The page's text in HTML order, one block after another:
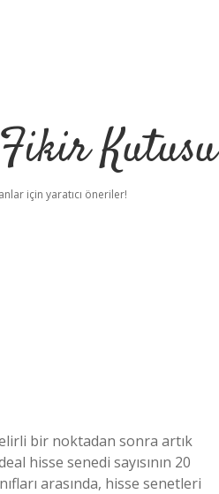
Kutusu
için yaratıcı öneriler!
bir noktadan sonra artık
hisse senedi sayısının 20
arasında, hisse senetleri